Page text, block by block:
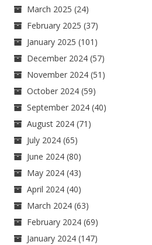
March 2025 (24)
February 2025 (37)
January 2025 (101)
December 2024 (57)
November 2024 (51)
October 2024 (59)
September 2024 (40)
August 2024 (71)
July 2024 (65)
June 2024 (80)
May 2024 (43)
April 2024 (40)
March 2024 (63)
February 2024 (69)
January 2024 (147)